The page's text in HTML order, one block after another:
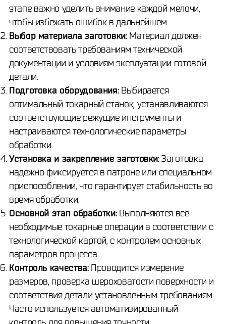
этапе важно уделить внимание каждой мелочи,
чтобы избежать ошибок в дальнейшем.
Выбор материала заготовки:Материал должен
соответствовать требованиям технической
документации и условиям эксплуатации готовой
детали.
Подготовка оборудования:Выбирается
оптимальный токарный станок, устанавливаются
соответствующие режущие инструменты и
настраиваются технологические параметры
обработки.
Установка и закрепление заготовки:Заготовка
надежно фиксируется в патроне или специальном
приспособлении, что гарантирует стабильность во
время обработки.
Основной этап обработки:Выполняются все
необходимые токарные операции в соответствии с
технологической картой, с контролем основных
параметров процесса.
Контроль качества:Проводится измерение
размеров, проверка шероховатости поверхности и
соответствия детали установленным требованиям.
Часто используется автоматизированный
контроль для повышения точности.